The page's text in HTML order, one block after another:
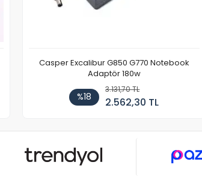
Casper Excalibur G850 G770 Notebook
Adaptör 180w
%18
3.131,70 TL
2.562,30 TL